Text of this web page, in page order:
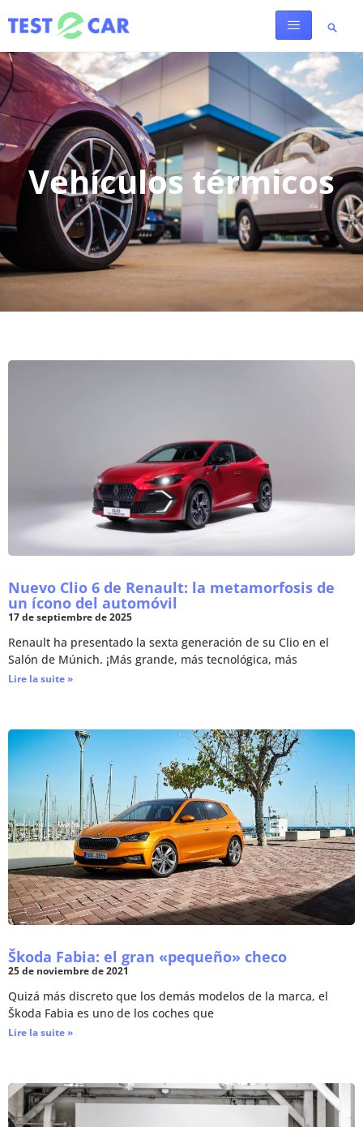
Vehículos térmicos
Nuevo Clio 6 de Renault: la metamorfosis de
un ícono del automóvil
17 de septiembre de 2025
Renault ha presentado la sexta generación de su Clio en el
Salón de Múnich. ¡Más grande, más tecnológica, más
Lire la suite »
Škoda Fabia: el gran «pequeño» checo
25 de noviembre de 2021
Quizá más discreto que los demás modelos de la marca, el
Škoda Fabia es uno de los coches que
Lire la suite »